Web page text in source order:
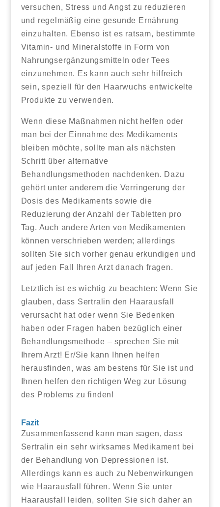
versuchen, Stress und Angst zu reduzieren
und regelmäßig eine gesunde Ernährung
einzuhalten. Ebenso ist es ratsam, bestimmte
Vitamin- und Mineralstoffe in Form von
Nahrungsergänzungsmitteln oder Tees
einzunehmen. Es kann auch sehr hilfreich
sein, speziell für den Haarwuchs entwickelte
Produkte zu verwenden.
Wenn diese Maßnahmen nicht helfen oder
man bei der Einnahme des Medikaments
bleiben möchte, sollte man als nächsten
Schritt über alternative
Behandlungsmethoden nachdenken. Dazu
gehört unter anderem die Verringerung der
Dosis des Medikaments sowie die
Reduzierung der Anzahl der Tabletten pro
Tag. Auch andere Arten von Medikamenten
können verschrieben werden; allerdings
sollten Sie sich vorher genau erkundigen und
auf jeden Fall Ihren Arzt danach fragen.
Letztlich ist es wichtig zu beachten: Wenn Sie
glauben, dass Sertralin den Haarausfall
verursacht hat oder wenn Sie Bedenken
haben oder Fragen haben bezüglich einer
Behandlungsmethode – sprechen Sie mit
Ihrem Arzt! Er/Sie kann Ihnen helfen
herausfinden, was am bestens für Sie ist und
Ihnen helfen den richtigen Weg zur Lösung
des Problems zu finden!
Fazit
Zusammenfassend kann man sagen, dass
Sertralin ein sehr wirksames Medikament bei
der Behandlung von Depressionen ist.
Allerdings kann es auch zu Nebenwirkungen
wie Haarausfall führen. Wenn Sie unter
Haarausfall leiden, sollten Sie sich daher an